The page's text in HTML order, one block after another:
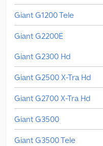
Giant G1200 Tele
Giant G2200E
Giant G2300 Hd
Giant G2500 X-Tra Hd
Giant G2700 X-Tra Hd
Giant G3500
Giant G3500 Tele